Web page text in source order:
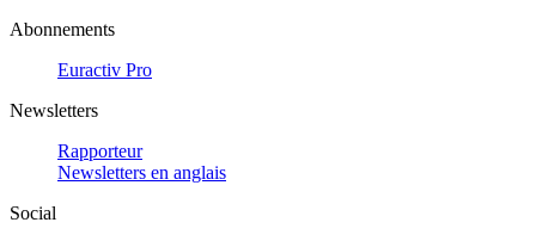
Abonnements
Euractiv Pro
Newsletters
Rapporteur
Newsletters en anglais
Social